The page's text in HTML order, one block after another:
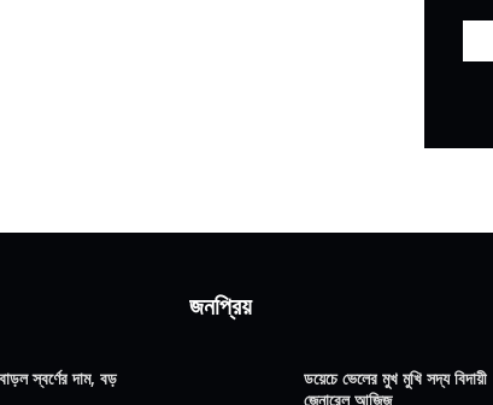
স্বর্ণের দাম, বড়
জনপ্রিয়
ডয়েচে ভেলের মুখ মুখি সদ্য বিদায়ী
জেনারেল আজিজ